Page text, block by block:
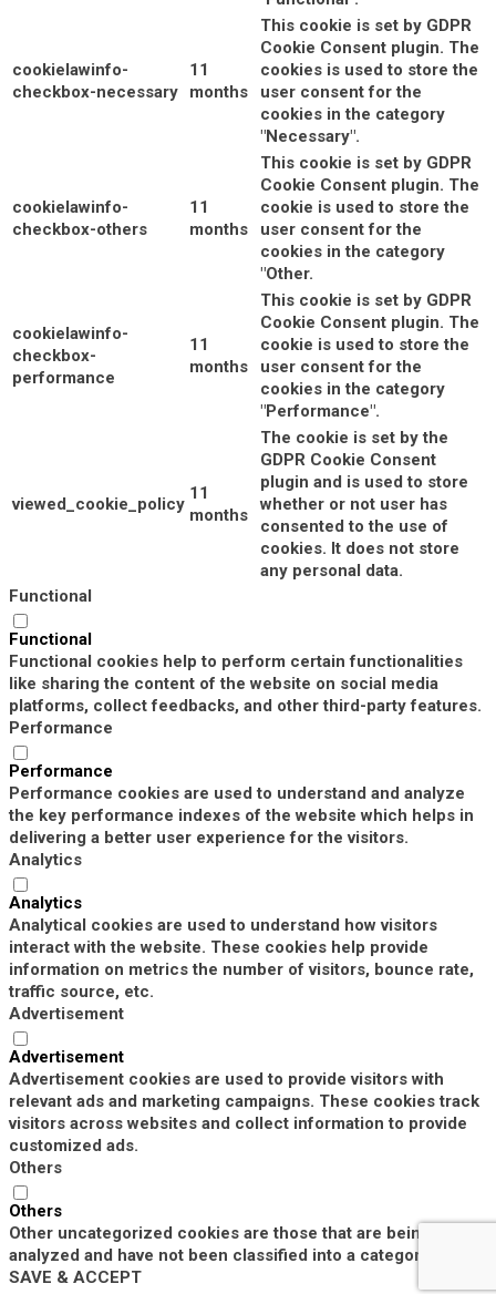
cookielawinfo-
checkbox-necessary
11
months
This cookie is set by GDPR
Cookie Consent plugin. The
cookies is used to store the
user consent for the
cookies in the category
"Necessary".
cookielawinfo-
checkbox-others
11
months
This cookie is set by GDPR
Cookie Consent plugin. The
cookie is used to store the
user consent for the
cookies in the category
"Other.
cookielawinfo-
checkbox-
performance
11
months
This cookie is set by GDPR
Cookie Consent plugin. The
cookie is used to store the
user consent for the
cookies in the category
"Performance".
viewed_cookie_policy
11
months
The cookie is set by the
GDPR Cookie Consent
plugin and is used to store
whether or not user has
consented to the use of
cookies. It does not store
any personal data.
Functional
Functional
Functional cookies help to perform certain functionalities
like sharing the content of the website on social media
platforms, collect feedbacks, and other third-party features.
Performance
Performance
Performance cookies are used to understand and analyze
the key performance indexes of the website which helps in
delivering a better user experience for the visitors.
Analytics
Analytics
Analytical cookies are used to understand how visitors
interact with the website. These cookies help provide
information on metrics the number of visitors, bounce rate,
traffic source, etc.
Advertisement
Advertisement
Advertisement cookies are used to provide visitors with
relevant ads and marketing campaigns. These cookies track
visitors across websites and collect information to provide
customized ads.
Others
Others
Other uncategorized cookies are those that are being
analyzed and have not been classified into a category as yet.
SAVE & ACCEPT